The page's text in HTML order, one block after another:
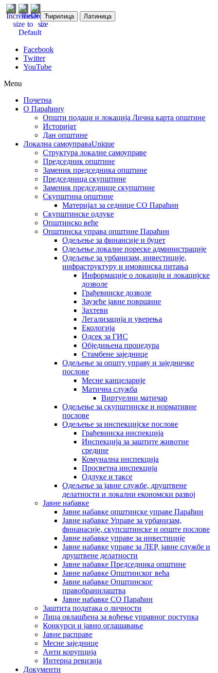
Ћирилица Латиница
Facebook
Twitter
YouTube
Menu
Почетна
О Параћину
Општи подаци и локација Лична карта општине
Историјат
Дан општине
Локална самоуправаUnique
Структура локалне самоуправе
Председник општине
Заменик председника општине
Председница скупштине
Заменик председнице скупштине
Скупштина општине
Материјал за седнице СО Параћин
Скупштинске одлуке
Општинско веће
Општинска управа општине Параћин
Одељење за финансије и буџет
Одељење локалне пореске администрације
Одељење за урбанизам, инвестиције,
инфраструктуру и имовинска питања
Информације о локацији и локацијске
дозволе
Грађевинске дозволе
Заузеће јавне површине
Захтеви
Легализација и уверења
Екологија
Одсек за ГИС
Обједињена процедура
Стамбене заједнице
Oдељење за општу управу и заједничке
послове
Месне канцеларије
Матична служба
Виртуелни матичар
Одељење за скупштинске и нормативне
послове
Одељење за инспекцијске послове
Грађевинска инспекција
Инспекција за заштите животне
средине
Комунална инспекција
Просветна инспекција
Одлуке и таксе
Одељење за јавне службе, друштвене
делатности и локални економски развој
Јавне набавке
Јавне набавке општинске управе Параћин
Јавне набавке Управе за урбанизам,
финанасије, скупсштинске и опште послове
Јавне набавке управе за инвестиције
Јавне набавке управе за ЛЕР, јавне службе и
друштвене делатности
Јавне набавке Председника општине
Јавне набавке Општинског већа
Јавне набавке Општинског
правобранилаштва
Јавне набавке СО Параћин
Заштита података о личности
Лица овлашћена за вођење управног поступка
Конкурси и јавно оглашавање
Јавне расправе
Месне заједнице
Анти корупција
Интерна ревизија
Документи